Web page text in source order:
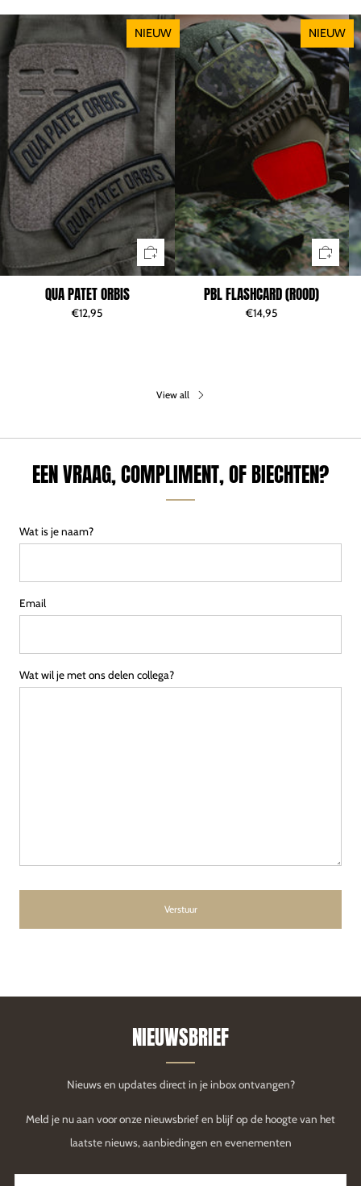
NIEUW
QUA PATET ORBIS
€12,95
NIEUW
PBL FLASHCARD (ROOD)
€14,95
View all
EEN VRAAG, COMPLIMENT, OF BIECHTEN?
Wat is je naam?
Email
Wat wil je met ons delen collega?
NIEUWSBRIEF
Nieuws en updates direct in je inbox ontvangen?
Meld je nu aan voor onze nieuwsbrief en blijf op de hoogte van het
laatste nieuws, aanbiedingen en evenementen